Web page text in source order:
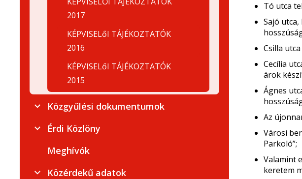
Tó utca
Sajó
Csilla
Cecília
árok
Ágnes
Az
Városi
Parkoló”;
Valamint
keretem
2017
KÉPVISELőI TÁJÉKOZTATÓK
2016
KÉPVISELőI TÁJÉKOZTATÓK
2015
Közgyűlési dokumentumok
Érdi Közlöny
Meghívók
Közérdekű adatok